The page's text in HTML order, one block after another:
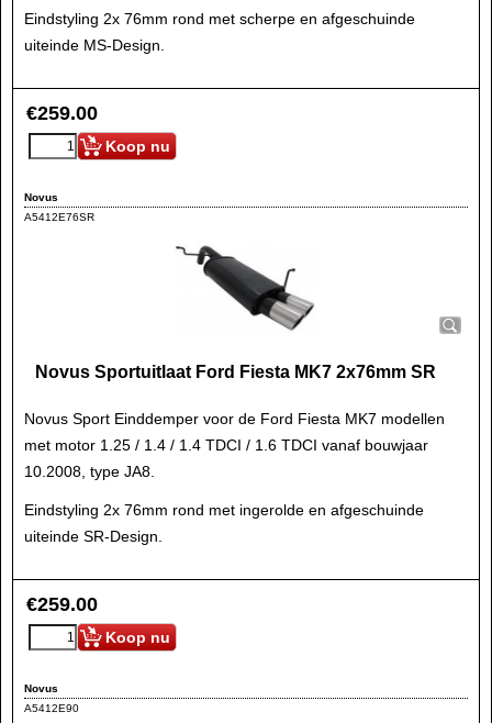
Eindstyling 2x 76mm rond met scherpe en afgeschuinde
uiteinde MS-Design.
€259.00
Koop nu
Novus
A5412E76SR
Novus Sportuitlaat Ford Fiesta MK7 2x76mm SR
Novus Sport Einddemper voor de Ford Fiesta MK7 modellen
met motor 1.25 / 1.4 / 1.4 TDCI / 1.6 TDCI vanaf bouwjaar
10.2008, type JA8.
Eindstyling 2x 76mm rond met ingerolde en afgeschuinde
uiteinde SR-Design.
€259.00
Koop nu
Novus
A5412E90